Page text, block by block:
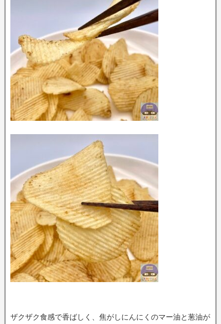
ザクザク食感で香ばしく、焦がしにんにくのマー油と葱油が